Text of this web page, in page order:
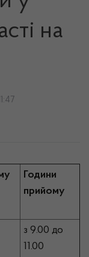
на
Години
прийому
з 9.00 до
11.00